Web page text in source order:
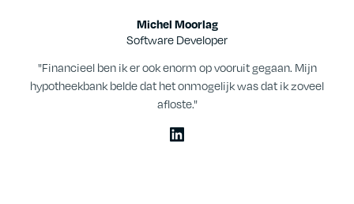
Michel Moorlag
Software Developer
"Financieel ben ik er ook enorm op vooruit gegaan. Mijn
hypotheekbank belde dat het onmogelijk was dat ik zoveel
afloste."